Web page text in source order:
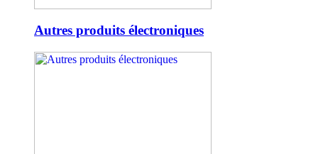
Autres produits électroniques